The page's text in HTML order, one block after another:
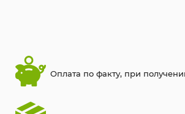
Оплата по факту, при